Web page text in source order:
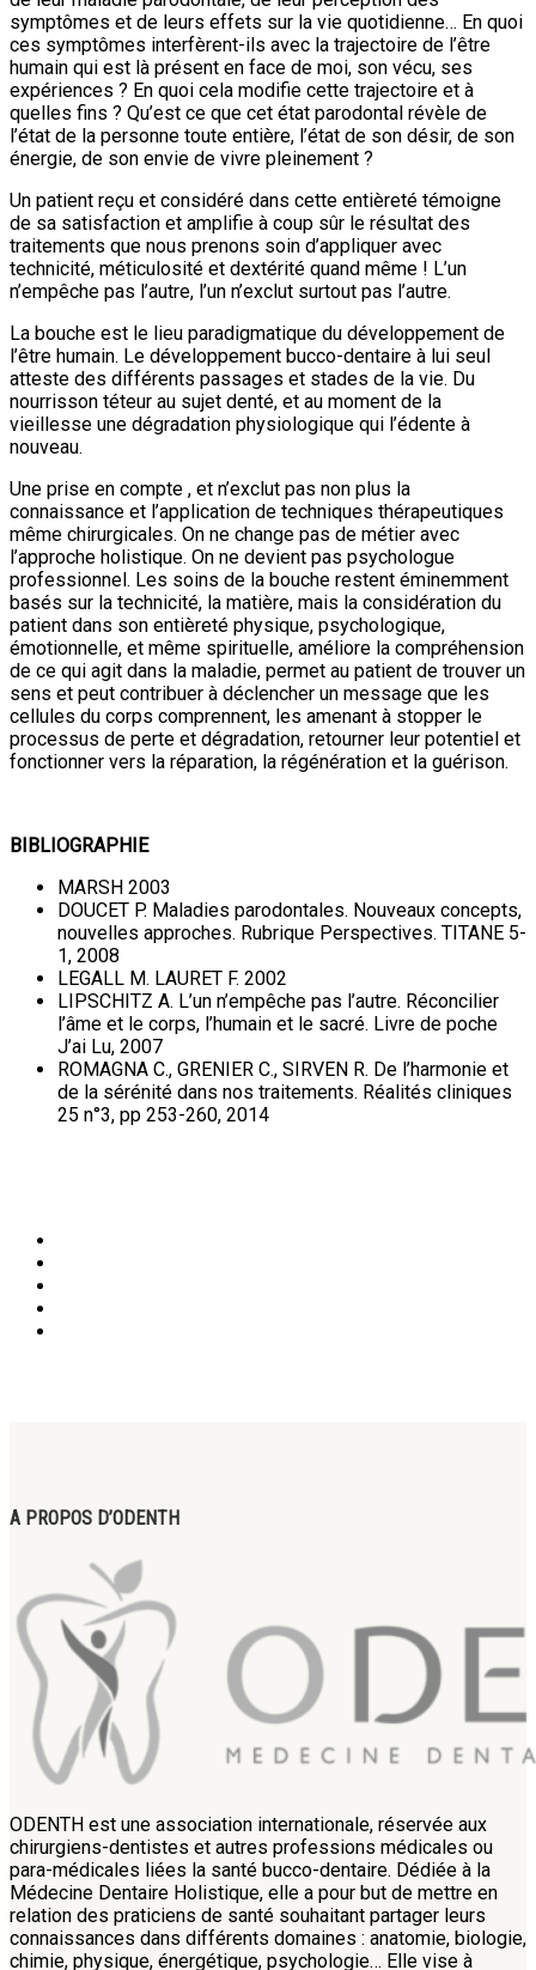
symptômes et de leurs effets sur la vie quotidienne… En quoi
ces symptômes interfèrent-ils avec la trajectoire de l’être
humain qui est là présent en face de moi, son vécu, ses
expériences ? En quoi cela modifie cette trajectoire et à
quelles fins ? Qu’est ce que cet état parodontal révèle de
l’état de la personne toute entière, l’état de son désir, de son
énergie, de son envie de vivre pleinement ?
Un patient reçu et considéré dans cette entièreté témoigne
de sa satisfaction et amplifie à coup sûr le résultat des
traitements que nous prenons soin d’appliquer avec
technicité, méticulosité et dextérité quand même ! L’un
n’empêche pas l’autre, l’un n’exclut surtout pas l’autre.
La bouche est le lieu paradigmatique du développement de
l’être humain. Le développement bucco-dentaire à lui seul
atteste des différents passages et stades de la vie. Du
nourrisson téteur au sujet denté, et au moment de la
vieillesse une dégradation physiologique qui l’édente à
nouveau.
Une prise en compte , et n’exclut pas non plus la
connaissance et l’application de techniques thérapeutiques
même chirurgicales. On ne change pas de métier avec
l’approche holistique. On ne devient pas psychologue
professionnel. Les soins de la bouche restent éminemment
basés sur la technicité, la matière, mais la considération du
patient dans son entièreté physique, psychologique,
émotionnelle, et même spirituelle, améliore la compréhension
de ce qui agit dans la maladie, permet au patient de trouver un
sens et peut contribuer à déclencher un message que les
cellules du corps comprennent, les amenant à stopper le
processus de perte et dégradation, retourner leur potentiel et
fonctionner vers la réparation, la régénération et la guérison.
BIBLIOGRAPHIE
MARSH 2003
DOUCET P. Maladies parodontales. Nouveaux concepts,
nouvelles approches. Rubrique Perspectives. TITANE 5-
1, 2008
LEGALL M. LAURET F. 2002
LIPSCHITZ A. L’un n’empêche pas l’autre. Réconcilier
l’âme et le corps, l’humain et le sacré. Livre de poche
J’ai Lu, 2007
ROMAGNA C., GRENIER C., SIRVEN R. De l’harmonie et
de la sérénité dans nos traitements. Réalités cliniques
25 n°3, pp 253-260, 2014
A PROPOS D’ODENTH
ODENTH est une association internationale, réservée aux
chirurgiens-dentistes et autres professions médicales ou
para-médicales liées la santé bucco-dentaire. Dédiée à la
Médecine Dentaire Holistique, elle a pour but de mettre en
relation des praticiens de santé souhaitant partager leurs
connaissances dans différents domaines : anatomie, biologie,
chimie, physique, énergétique, psychologie… Elle vise à